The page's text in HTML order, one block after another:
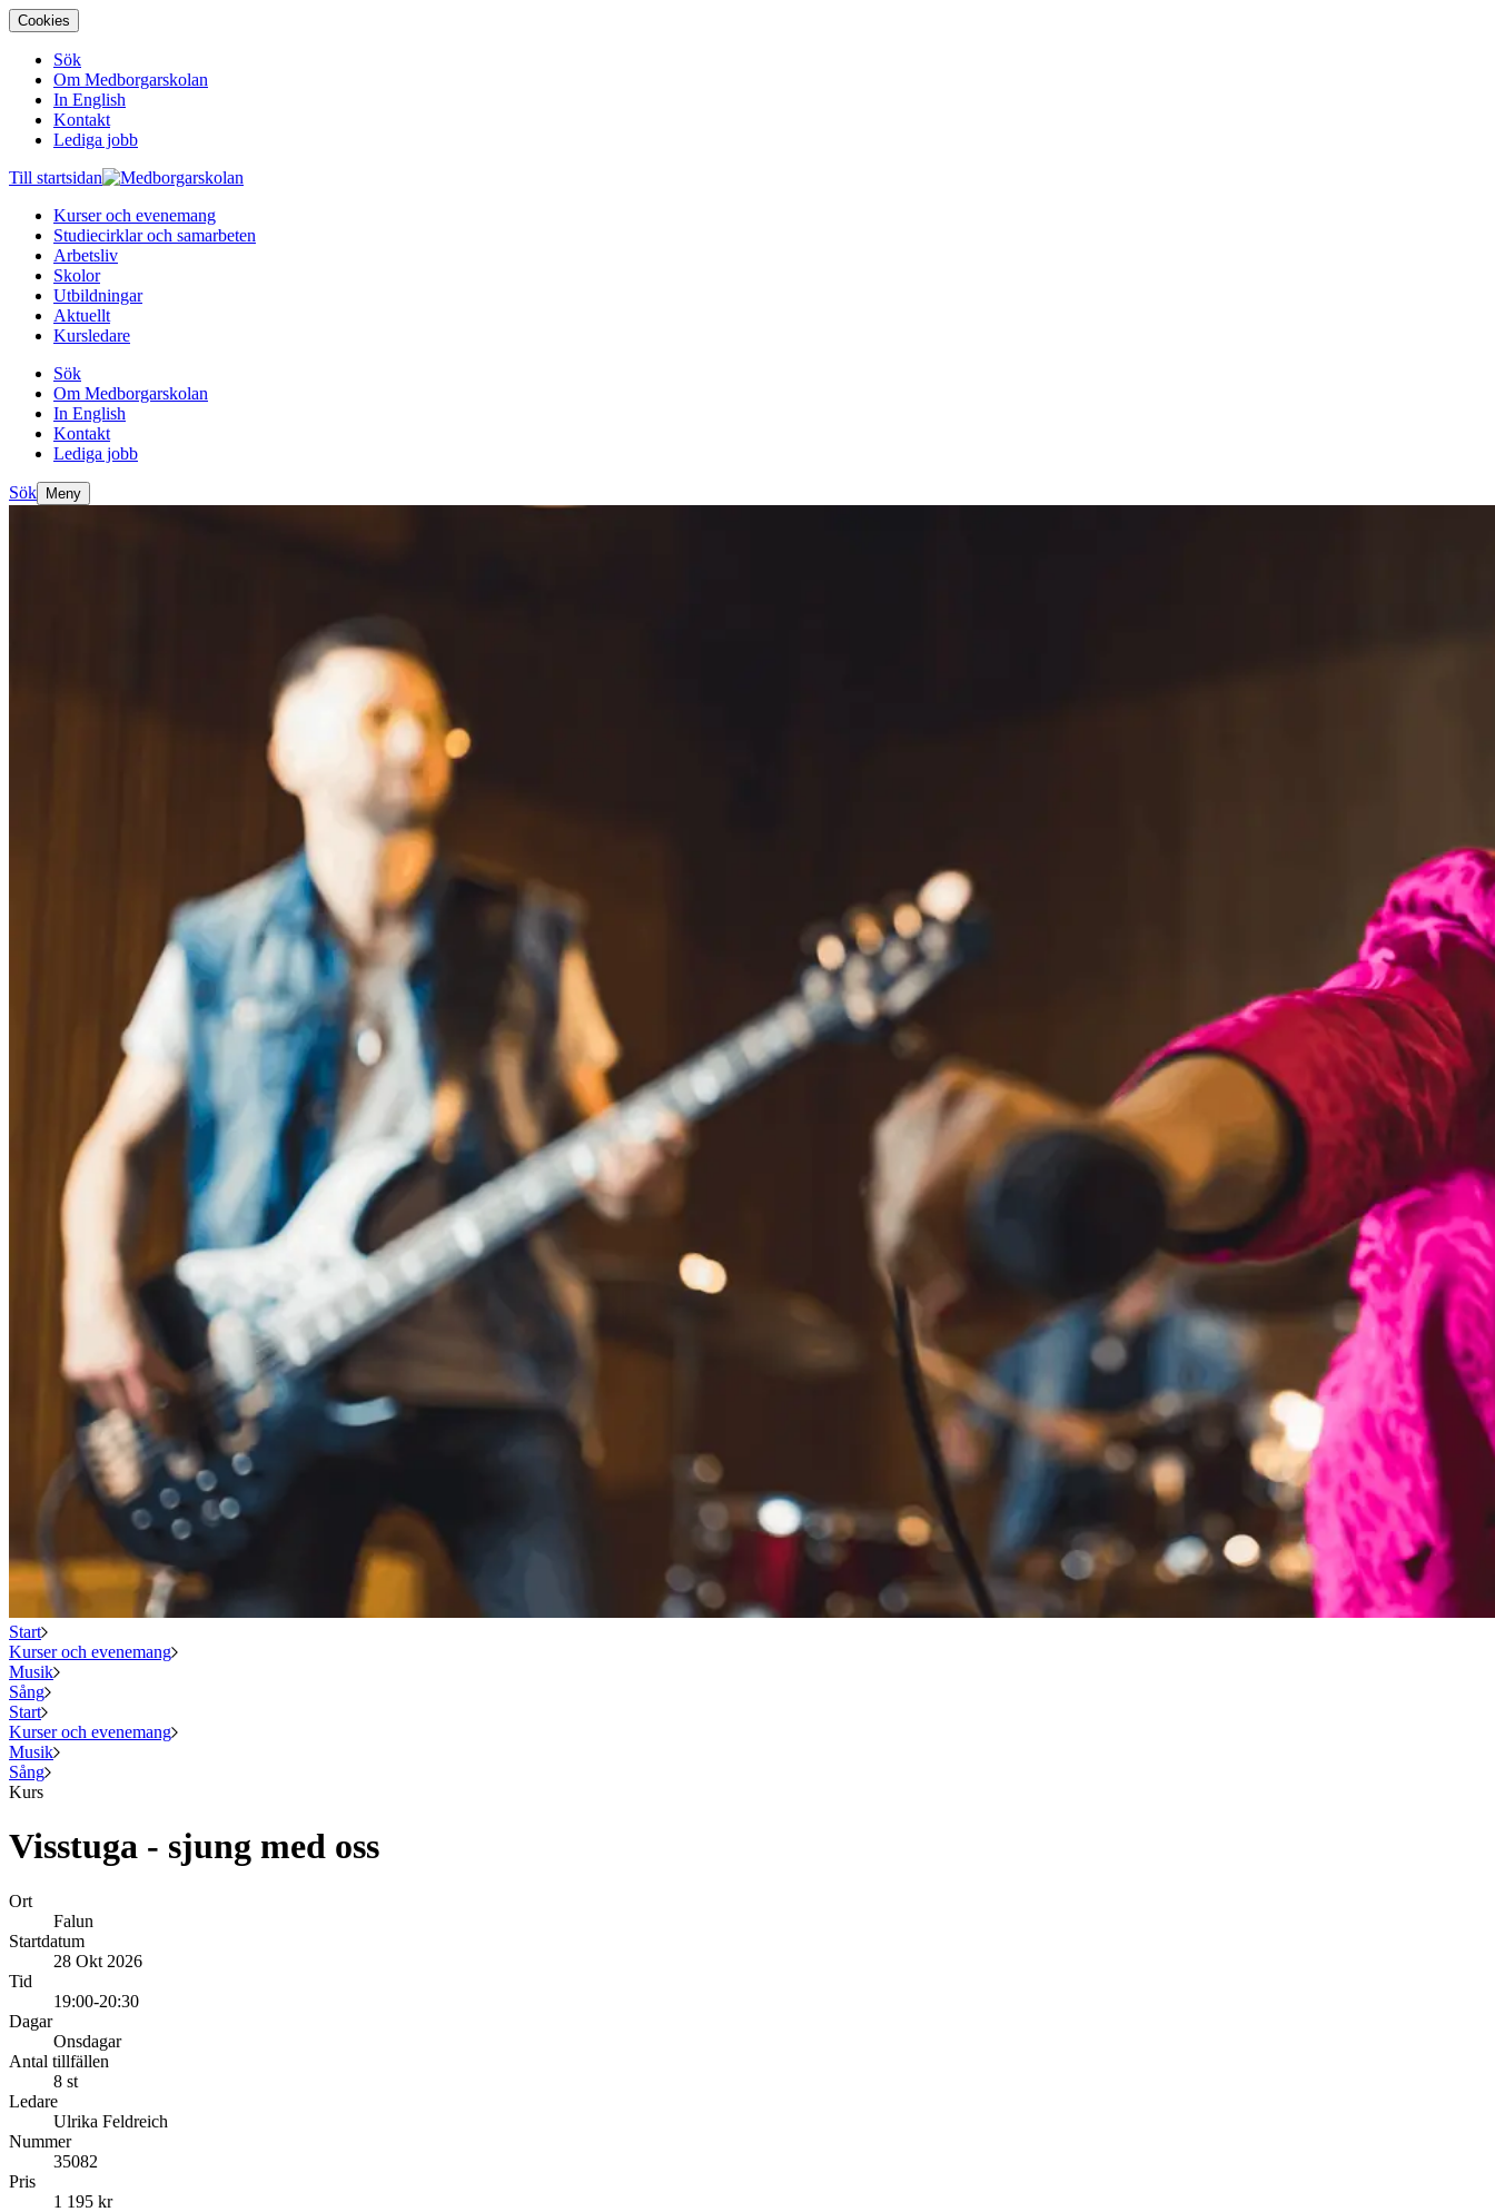
Cookies
Sök
Om Medborgarskolan
In English
Kontakt
Lediga jobb
Till startsidan
Kurser och evenemang
Studiecirklar och samarbeten
Arbetsliv
Skolor
Utbildningar
Aktuellt
Kursledare
Sök
Om Medborgarskolan
In English
Kontakt
Lediga jobb
Sök Meny
Start
Kurser och evenemang
Musik
Sång
Start
Kurser och evenemang
Musik
Sång
Kurs
Visstuga - sjung med oss
Ort
Falun
Startdatum
28 Okt 2026
Tid
19:00-20:30
Dagar
Onsdagar
Antal tillfällen
8 st
Ledare
Ulrika Feldreich
Nummer
35082
Pris
1 195 kr